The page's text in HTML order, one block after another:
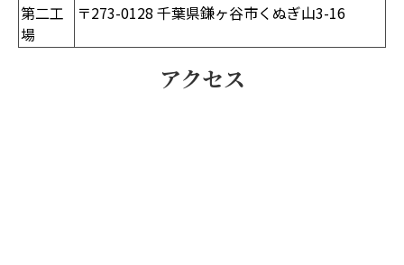
第二工
場
〒273-0128 千葉県鎌ヶ谷市くぬぎ山3-16
アクセス